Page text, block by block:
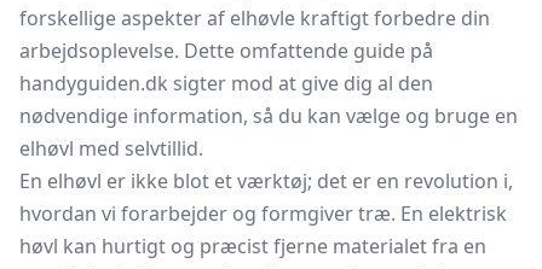
forskellige aspekter af elhøvle kraftigt forbedre din
arbejdsoplevelse. Dette omfattende guide på
handyguiden.dk sigter mod at give dig al den
nødvendige information, så du kan vælge og bruge en
elhøvl med selvtillid.
En elhøvl er ikke blot et værktøj; det er en revolution i,
hvordan vi forarbejder og formgiver træ. En elektrisk
høvl kan hurtigt og præcist fjerne materialet fra en